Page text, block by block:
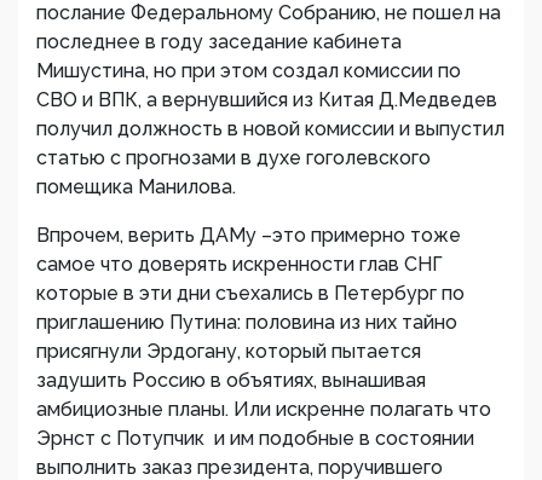
послание Федеральному Собранию, не пошел на
последнее в году заседание кабинета
Мишустина, но при этом создал комиссии по
СВО и ВПК, а вернувшийся из Китая Д.Медведев
получил должность в новой комиссии и выпустил
статью с прогнозами в духе гоголевского
помещика Манилова.
Впрочем, верить ДАМу –это примерно тоже
самое что доверять искренности глав СНГ
которые в эти дни съехались в Петербург по
приглашению Путина: половина из них тайно
присягнули Эрдогану, который пытается
задушить Россию в объятиях, вынашивая
амбициозные планы. Или искренне полагать что
Эрнст с Потупчик и им подобные в состоянии
выполнить заказ президента, поручившего